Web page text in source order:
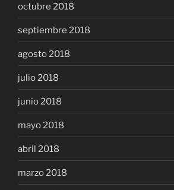
octubre 2018
septiembre 2018
agosto 2018
julio 2018
junio 2018
mayo 2018
abril 2018
marzo 2018